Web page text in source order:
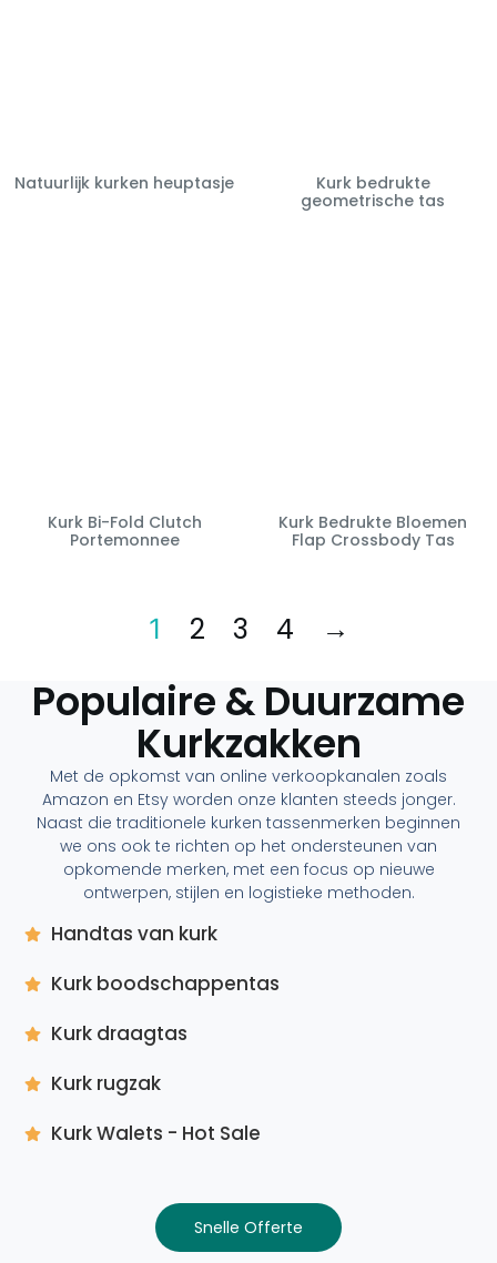
Natuurlijk kurken heuptasje
Kurk bedrukte
geometrische tas
Kurk Bi-Fold Clutch
Portemonnee
Kurk Bedrukte Bloemen
Flap Crossbody Tas
1 2 3 4 →
Populaire & Duurzame
Kurkzakken
Met de opkomst van online verkoopkanalen zoals
Amazon en Etsy worden onze klanten steeds jonger.
Naast die traditionele kurken tassenmerken beginnen
we ons ook te richten op het ondersteunen van
opkomende merken, met een focus op nieuwe
ontwerpen, stijlen en logistieke methoden.
Handtas van kurk
Kurk boodschappentas
Kurk draagtas
Kurk rugzak
Kurk Walets - Hot Sale
Snelle Offerte